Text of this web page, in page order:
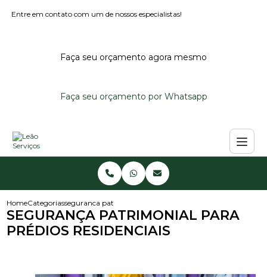
Entre em contato com um de nossos especialistas!
Faça seu orçamento agora mesmo
Faça seu orçamento por Whatsapp
HomeCategoriasseguranca patrimonial para predios residenciais
SEGURANÇA PATRIMONIAL PARA
PRÉDIOS RESIDENCIAIS